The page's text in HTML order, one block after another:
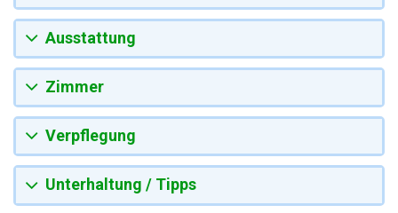
Ausstattung
Zimmer
Verpflegung
Unterhaltung / Tipps